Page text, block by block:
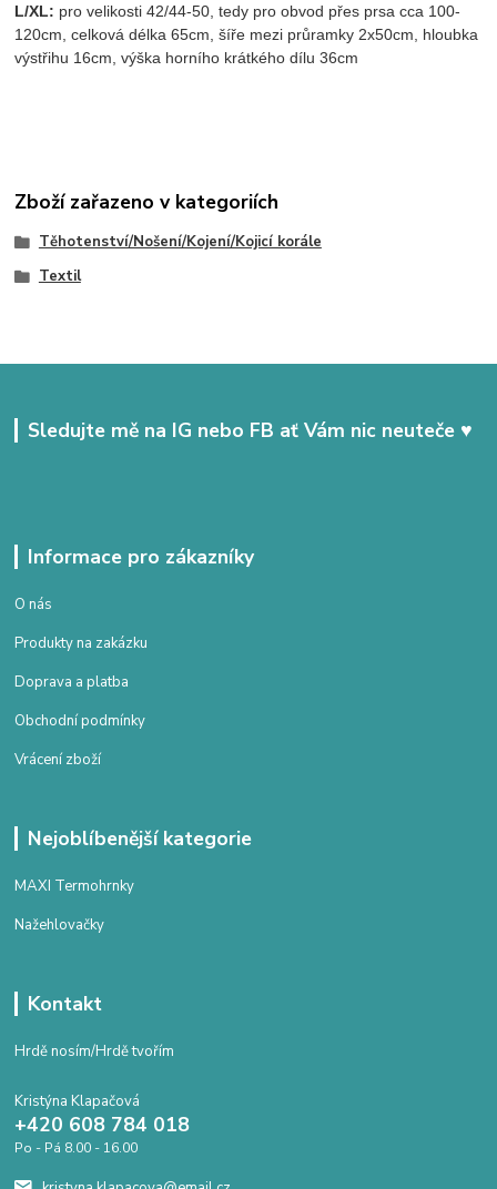
L/XL: pro velikosti 42/44-50, tedy pro obvod přes prsa cca 100-
120cm, celková délka 65cm, šíře mezi průramky 2x50cm, hloubka
výstřihu 16cm, výška horního krátkého dílu 36cm
Zboží zařazeno v kategoriích
Těhotenství/Nošení/Kojení/Kojicí korále
Textil
Sledujte mě na IG nebo FB ať Vám nic neuteče ♥
Informace pro zákazníky
O nás
Produkty na zakázku
Doprava a platba
Obchodní podmínky
Vrácení zboží
Nejoblíbenější kategorie
MAXI Termohrnky
Nažehlovačky
Kontakt
Hrdě nosím/Hrdě tvořím
Kristýna Klapačová
+420 608 784 018
Po - Pá 8.00 - 16.00